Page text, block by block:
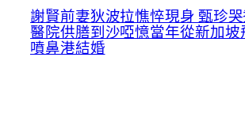
謝賢前妻狄波拉憔悴現身 甄珍
醫院供膳到沙啞憶當年從新加坡
噴鼻港結婚